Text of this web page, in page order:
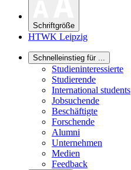
Schriftgröße
HTWK Leipzig
Schnelleinstieg für ...
Studieninteressierte
Studierende
International students
Jobsuchende
Beschäftigte
Forschende
Alumni
Unternehmen
Medien
Feedback